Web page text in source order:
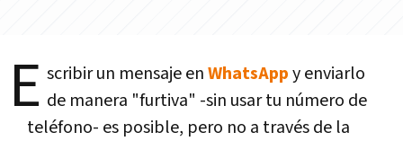
E scribir un mensaje enWhatsAppy enviarlo
de manera "furtiva" -sin usar tu número de
teléfono- es posible, pero no a través de la